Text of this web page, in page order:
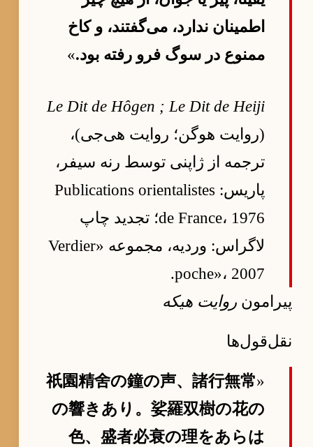
اطمینان ندارد، می‌گفتند، و کاخ
ممنوع در سوگ فرو رفته بود.»
Le Dit de Hôgen ; Le Dit de Heiji
(روایت هوگن؛ روایت هی‌جی)،
ترجمه از ژاپنی توسط رنه سیفر،
پاریس: Publications orientalistes
de France، 1976؛ تجدید چاپ
لاگراس: وردیه، مجموعه «Verdier
poche»، 2007.
پیرامون روایت هیکه
نقل‌قول‌ها
«
祇園精舍の鐘の声、諸行無常
の響きあり。娑羅双樹の花の
色、盛者必衰の理をあらは